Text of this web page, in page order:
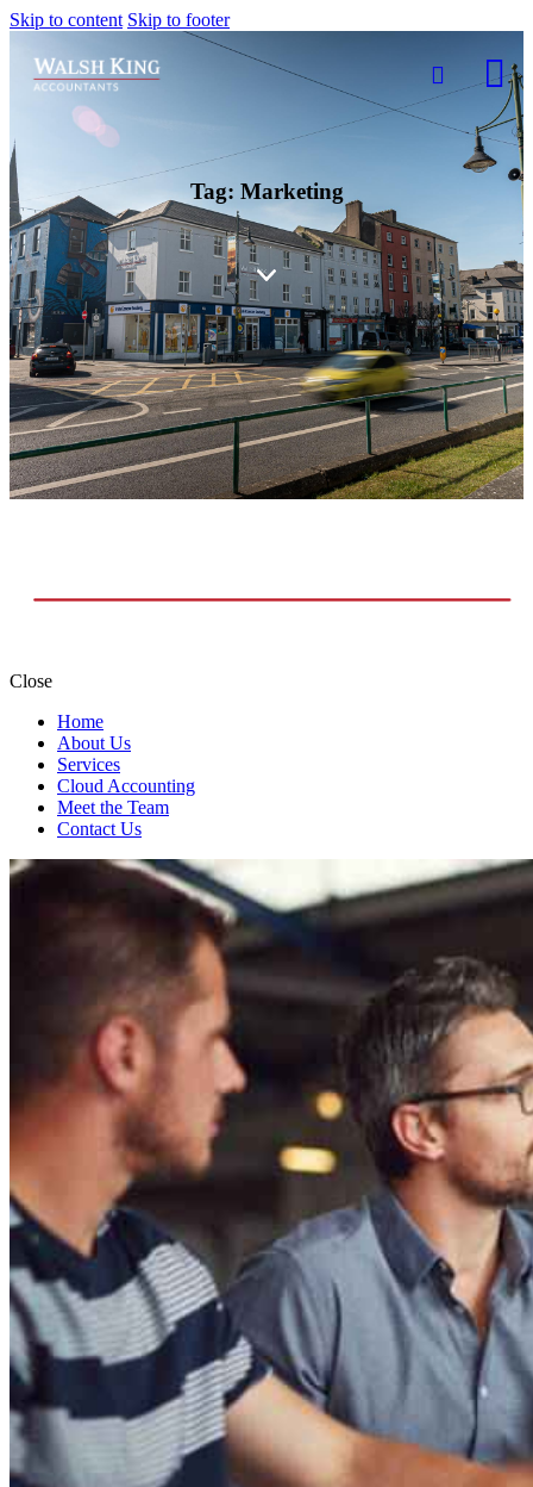
Skip to content Skip to footer
Tag: Marketing
Close
Home
About Us
Services
Cloud Accounting
Meet the Team
Contact Us